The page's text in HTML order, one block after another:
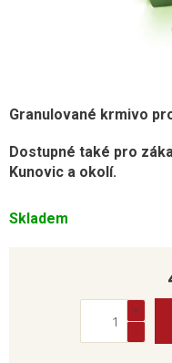
Skladem
Granulované krmivo
Dostupné také pro
Kunovic a okolí.